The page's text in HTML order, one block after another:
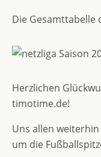
Die Gesamttabelle
Herzlichen
timotime.de!
Uns allen
um die